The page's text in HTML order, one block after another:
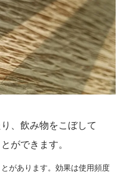
、飲み物をこぼして
ができます。
があります。効果は使用頻度